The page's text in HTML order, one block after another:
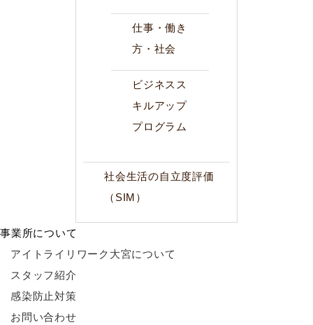
仕事・働き
方・社会
ビジネスス
キルアップ
プログラム
社会生活の自立度評価
（SIM）
事業所について
アイトライリワーク大宮について
スタッフ紹介
感染防止対策
お問い合わせ